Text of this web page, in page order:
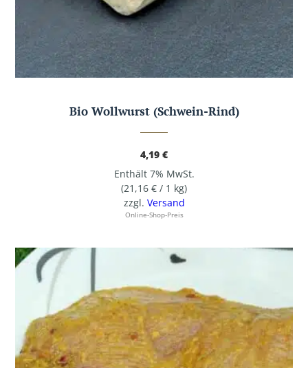
Bio Wollwurst (Schwein-Rind)
4,19 €
Enthält 7% MwSt.
(21,16 € / 1 kg)
zzgl. Versand
Online-Shop-Preis